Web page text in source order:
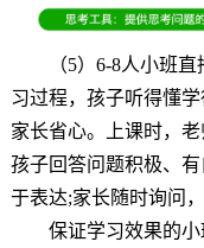
（5）6-8人小班直
习过程，孩子听得懂
家长省心。上课时，
孩子回答问题积极、
于表达;家长随时询问
保证学习效果的小